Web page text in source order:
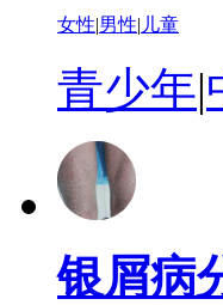
女性|男性| 儿童
青少年|
银屑病